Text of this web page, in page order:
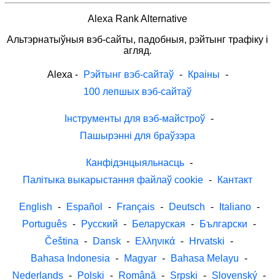
Alexa Rank Alternative
Альтэрнатыўныя вэб-сайты, падобныя, рэйтынг трафіку і
агляд.
Alexa - Рэйтынг вэб-сайтаў - Краіны -
100 лепшых вэб-сайтаў
Інструменты для вэб-майстроў -
Пашырэнні для браўзэра
Канфідэнцыяльнасць -
Палітыка выкарыстання файлаў cookie - Кантакт
English - Español - Français - Deutsch - Italiano -
Português - Русский - Беларуская - Български -
Čeština - Dansk - Ελληνικά - Hrvatski -
Bahasa Indonesia - Magyar - Bahasa Melayu -
Nederlands - Polski - Română - Srpski - Slovenský -